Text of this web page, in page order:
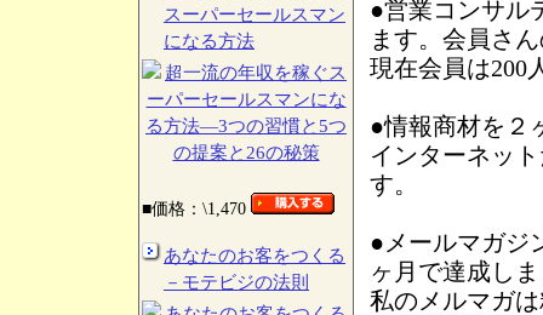
●営業コンサル
ます。会員さ
現在会員は200
●情報商材を２
インターネッ
す。
●メールマガジ
ヶ月で達成し
私のメルマガ
スーパーセールスマン
になる方法
■価格：\1,470
あなたのお客をつくる
－モテビジの法則